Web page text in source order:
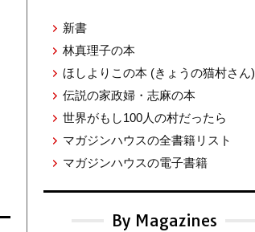
新書
林真理子の本
ほしよりこの本 (きょうの猫村さん)
伝説の家政婦・志麻の本
世界がもし100人の村だったら
マガジンハウスの全書籍リスト
マガジンハウスの電子書籍
By Magazines